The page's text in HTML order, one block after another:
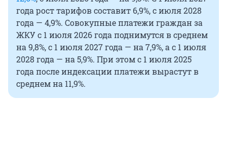
года рост тарифов составит 6,9%, с июля 2028
года — 4,9%. Совокупные платежи граждан за
ЖКУ с 1 июля 2026 года поднимутся в среднем
на 9,8%, с 1 июля 2027 года — на 7,9%, а с 1 июля
2028 года — на 5,9%. При этом с 1 июля 2025
года после индексации платежи вырастут в
среднем на 11,9%.